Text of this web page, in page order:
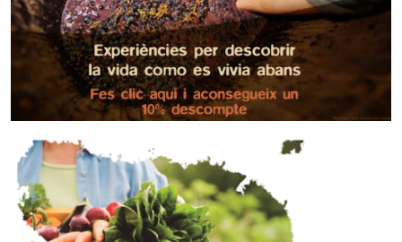
vpn_key Inicia sessió person Crear compte
CA ES EN FR